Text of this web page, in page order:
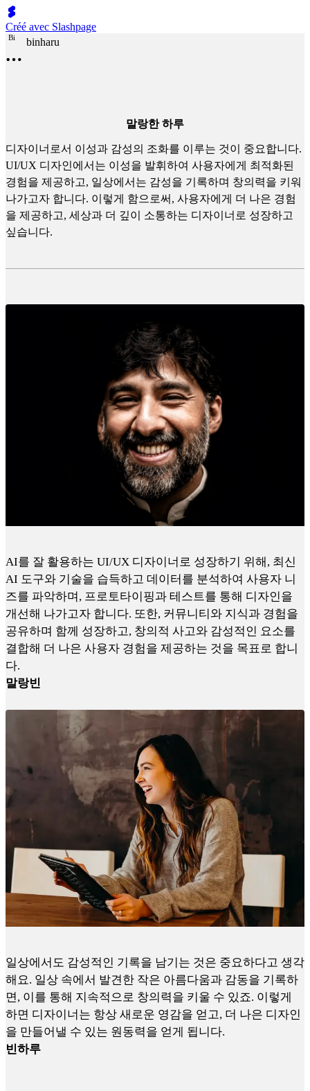
Créé avec Slashpage
Bi binharu
말랑한 하루
디자이너로서 이성과 감성의 조화를 이루는 것이 중요합니다.
UI/UX 디자인에서는 이성을 발휘하여 사용자에게 최적화된
경험을 제공하고, 일상에서는 감성을 기록하며 창의력을 키워
나가고자 합니다. 이렇게 함으로써, 사용자에게 더 나은 경험
을 제공하고, 세상과 더 깊이 소통하는 디자이너로 성장하고
싶습니다.
AI를 잘 활용하는 UI/UX 디자이너로 성장하기 위해, 최신
AI 도구와 기술을 습득하고 데이터를 분석하여 사용자 니
즈를 파악하며, 프로토타이핑과 테스트를 통해 디자인을
개선해 나가고자 합니다. 또한, 커뮤니티와 지식과 경험을
공유하며 함께 성장하고, 창의적 사고와 감성적인 요소를
결합해 더 나은 사용자 경험을 제공하는 것을 목표로 합니
다.
말랑빈
일상에서도 감성적인 기록을 남기는 것은 중요하다고 생각
해요. 일상 속에서 발견한 작은 아름다움과 감동을 기록하
면, 이를 통해 지속적으로 창의력을 키울 수 있죠. 이렇게
하면 디자이너는 항상 새로운 영감을 얻고, 더 나은 디자인
을 만들어낼 수 있는 원동력을 얻게 됩니다.
빈하루